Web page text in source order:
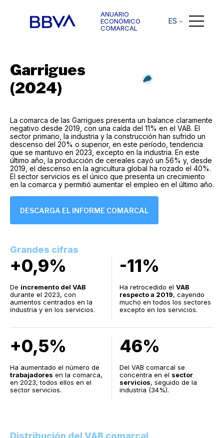
ANUARIO
ECONÓMICO
COMARCAL
ES
Garrigues
(2024)
La comarca de las Garrigues presenta un balance claramente
negativo desde 2019, con una caída del 11% en el VAB. El
sector primario, la industria y la construcción han sufrido un
descenso del 20% o superior, en este período, tendencia
que se mantuvo en 2023, excepto en la industria. En este
último año, la producción de cereales cayó un 56% y, desde
2019, el descenso en la agricultura global ha rozado el 40%.
El sector servicios es el único que presenta un crecimiento
en la comarca y permitió aumentar el empleo en el último año.
DESCARGA EL INFORME COMARCAL
Grandes cifras
+0,9%
De incremento del VAB
durante el 2023, con
aumentos centrados en la
industria y en los servicios.
-11%
Ha retrocedido el VAB
respecto a 2019, cayendo
mucho en todos los sectores
excepto en los servicios.
+0,5%
Ha aumentado el número de
trabajadores en la comarca,
en 2023, todos ellos en el
sector servicios.
46%
Del VAB comarcal se
concentra en el sector
servicios, seguido de la
industria (34%).
Distribución del VAB comarcal